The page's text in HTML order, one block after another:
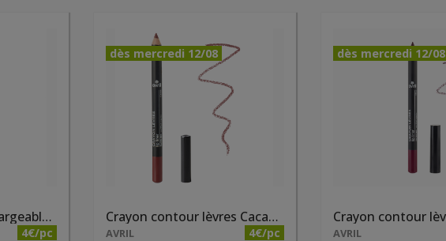
Baume à lèvres rechargeable 4gr certifié bio Avril
4€/pc
dès mercredi 12/08
Crayon contour lèvres Cacao bio
AVRIL 4€/pc
dès mercredi 12/08
AVRIL